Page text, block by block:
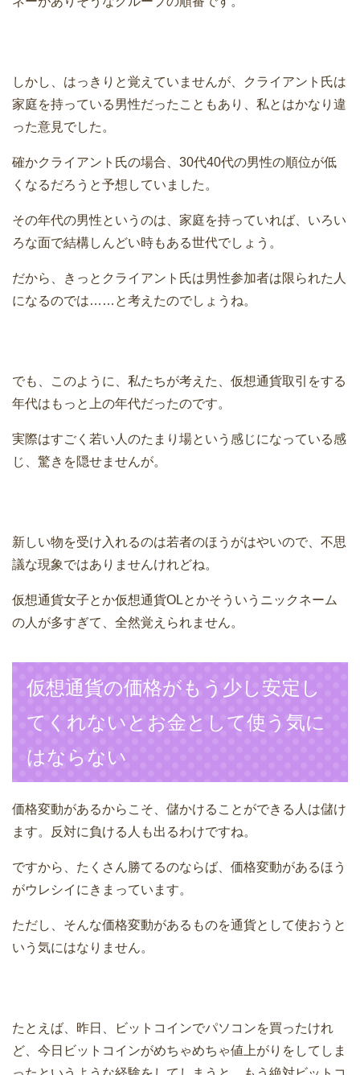
しかし、はっきりと覚えていませんが、クライアント氏は
家庭を持っている男性だったこともあり、私とはかなり違
った意見でした。
確かクライアント氏の場合、30代40代の男性の順位が低
くなるだろうと予想していました。
その年代の男性というのは、家庭を持っていれば、いろい
ろな面で結構しんどい時もある世代でしょう。
だから、きっとクライアント氏は男性参加者は限られた人
になるのでは……と考えたのでしょうね。
でも、このように、私たちが考えた、仮想通貨取引をする
年代はもっと上の年代だったのです。
実際はすごく若い人のたまり場という感じになっている感
じ、驚きを隠せませんが。
新しい物を受け入れるのは若者のほうがはやいので、不思
議な現象ではありませんけれどね。
仮想通貨女子とか仮想通貨OLとかそういうニックネーム
の人が多すぎて、全然覚えられません。
仮想通貨の価格がもう少し安定し
てくれないとお金として使う気に
はならない
価格変動があるからこそ、儲かけることができる人は儲け
ます。反対に負ける人も出るわけですね。
ですから、たくさん勝てるのならば、価格変動があるほう
がウレシイにきまっています。
ただし、そんな価格変動があるものを通貨として使おうと
いう気にはなりません。
たとえば、昨日、ビットコインでパソコンを買ったけれ
ど、今日ビットコインがめちゃめちゃ値上がりをしてしま